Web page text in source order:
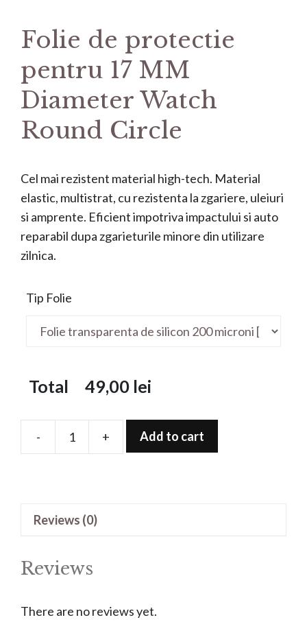
Folie de protectie
pentru 17 MM
Diameter Watch
Round Circle
Cel mai rezistent material high-tech. Material
elastic, multistrat, cu rezistenta la zgariere, uleiuri
si amprente. Eficient impotriva impactului si auto
reparabil dupa zgarieturile minore din utilizare
zilnica.
Tip Folie
Total 49,00 lei
-
Folie
MM
Circle
+ Add to cart
Reviews (0)
Reviews
There are no reviews yet.